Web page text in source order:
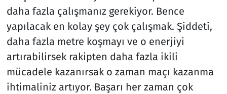
daha fazla çalışmanız gerekiyor. Bence
yapılacak en kolay şey çok çalışmak. Şiddeti,
daha fazla metre koşmayı ve o enerjiyi
artırabilirsek rakipten daha fazla ikili
mücadele kazanırsak o zaman maçı kazanma
ihtimaliniz artıyor. Başarı her zaman çok